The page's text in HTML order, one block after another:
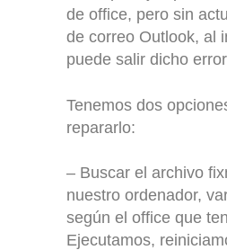
de office, pero sin
de correo Outlook, al
puede salir dicho
Tenemos dos
repararlo:
– Buscar el archivo
nuestro ordenador,
según el office que
Ejecutamos,